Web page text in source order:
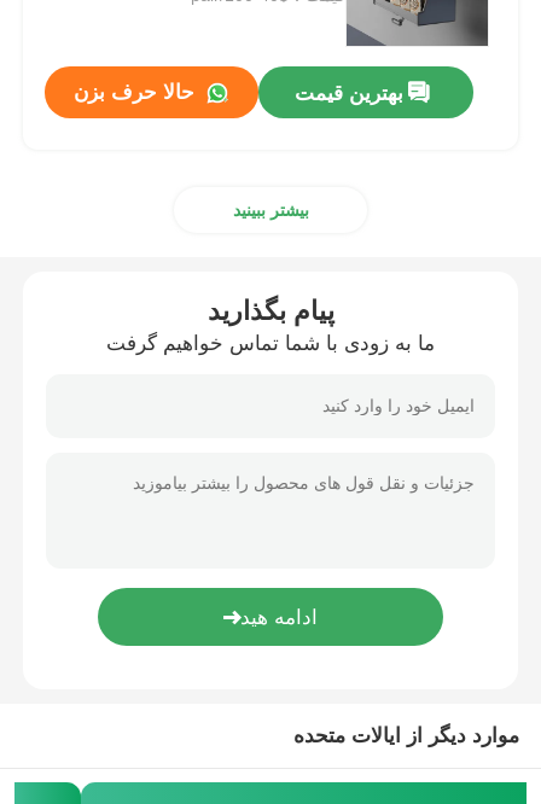
اسلاید کشویی
سینی آشپزی
سطل زباله آشپزخانه
بهترین قیمت حالا حرف بزن
بیشتر ببینید
پیام بگذارید
ما به زودی با شما تماس خواهیم گرفت
موارد دیگر از ایالات متحده